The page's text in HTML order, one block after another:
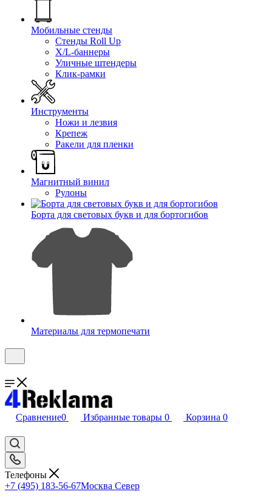
Мобильные стенды
Стенды Roll Up
X/L-баннеры
Уличные штендеры
Клик-рамки
Инструменты
Ножи и лезвия
Крепеж
Ракели для пленки
Магнитный винил
Рулоны
Борта для световых букв и для бортогибов
Материалы для термопечати
Сравнение0 Избранные товары 0 Корзина 0
Телефоны
+7 (495) 183-56-67Москва Север